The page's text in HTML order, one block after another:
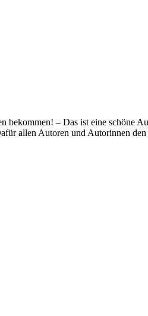
bekommen! – Das ist eine schöne
allen Autoren und Autorinnen